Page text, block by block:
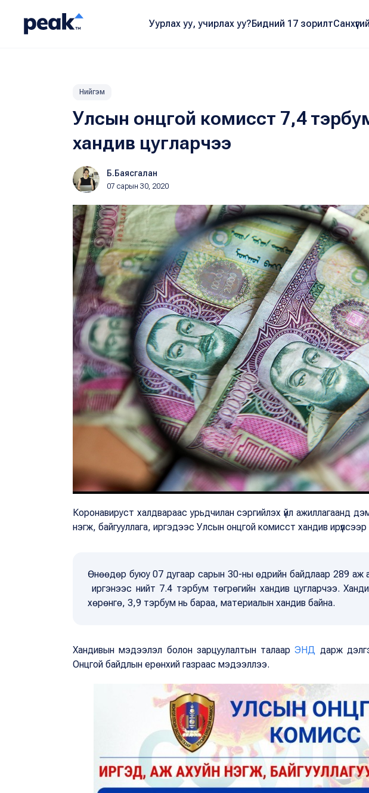
Уурлах уу, учирлах уу?Бидний 17 зорилт
Нийгэм
Улсын онцгой комисст 7,4 тэрбум
хандив цугларчээ
Б.Баясгалан
07 сарын 30, 2020
Коронавируст халдвараас урьдчилан сэргийлэх үйл ажиллагаанд
нэгж, байгууллага, иргэдээс Улсын онцгой комисст хандив ирүүлсээр
Өнөөдөр буюу 07 дугаар сарын 30-ны өдрийн байдлаар 289 аж
иргэнээс нийт 7.4 тэрбум төгрөгийн хандив цугларчээ.
хөрөнгө, 3,9 тэрбум нь бараа, материалын хандив байна.
Хандивын мэдээлэл болон зарцуулалтын талаарЭНД дарж
Онцгой байдлын ерөнхий газраас мэдээллээ.